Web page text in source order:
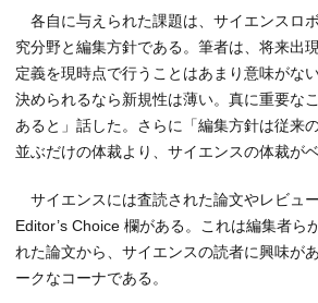
各自に与えられた課題は、サイエンスロ
究分野と編集方針である。筆者は、将来出
定義を現時点で行うことはあまり意味がな
決められるなら新規性は薄い。真に重要な
あると」話した。さらに「編集方針は従来
並ぶだけの体裁より、サイエンスの体裁が
サイエンスには査読された論文やレビュー
Editor’s Choice 欄がある。これは編集者ら
れた論文から、サイエンスの読者に興味が
ークなコーナである。